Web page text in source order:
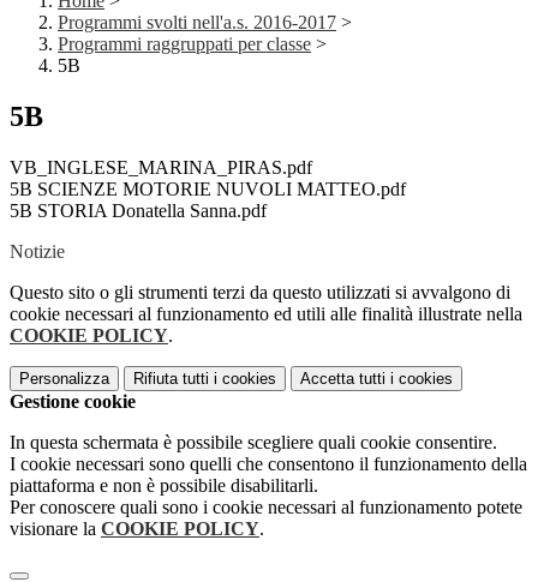
Programmi svolti nell'a.s. 2016-2017 >
Programmi raggruppati per classe >
5B
5B
VB_INGLESE_MARINA_PIRAS.pdf
5B SCIENZE MOTORIE NUVOLI MATTEO.pdf
5B STORIA Donatella Sanna.pdf
Notizie
Questo sito o gli strumenti terzi da questo utilizzati si avvalgono di
cookie necessari al funzionamento ed utili alle finalità illustrate nella
COOKIE POLICY.
Personalizza Rifiuta tutti i cookies Accetta tutti i cookies
Gestione cookie
In questa schermata è possibile scegliere quali cookie consentire.
I cookie necessari sono quelli che consentono il funzionamento della
piattaforma e non è possibile disabilitarli.
Per conoscere quali sono i cookie necessari al funzionamento potete
visionare la COOKIE POLICY.